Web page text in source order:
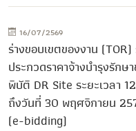
16/07/2569
ร่างขอบเขตของงาน
ประกวดราคาจ้างบำรุงรัก
พิบัติ DR Site ระยะเวลา
ถึงวันที่ 30 พฤศจิกายน
(e-bidding)